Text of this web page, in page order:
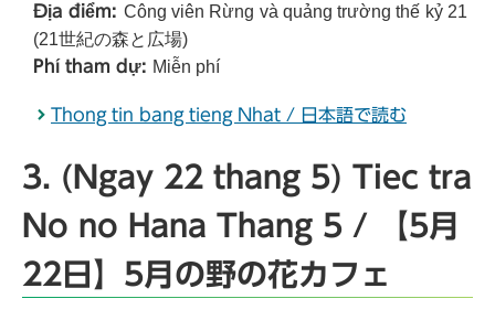
Địa điểm: Công viên Rừng và quảng trường thế kỷ 21
(21世紀の森と広場)
Phí tham dự: Miễn phí
Thong tin bang tieng Nhat / 日本語で読む
3. (Ngay 22 thang 5) Tiec tra
No no Hana Thang 5 / 【5月
22日】5月の野の花カフェ